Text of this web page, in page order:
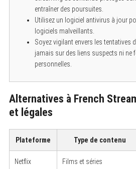
entraîner des poursuites.
Utilisez un logiciel antivirus à jour
logiciels malveillants.
Soyez vigilant envers les tentatives
jamais sur des liens suspects ni ne
personnelles.
Alternatives à French
et légales
Plateforme Type de contenu
Netflix Films et séries
h
f
: